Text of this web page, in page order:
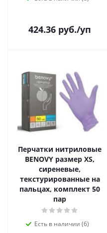
424.36 руб./уп
Перчатки нитриловые
BENOVY размер XS,
сиреневые,
текстурированные на
пальцах, комплект 50
пар
Есть в наличии (6)